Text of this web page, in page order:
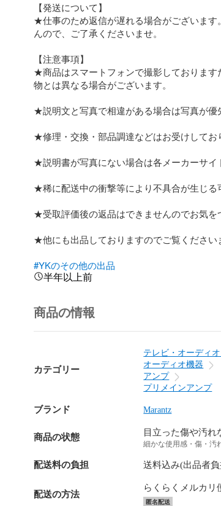
【発送について】
★仕事のため返信が遅れる場合がございます
んので、ご了承くださいませ。
【注意事項】
★商品はスマートフォンで撮影しております
物とは異なる場合がございます。
★説明文と写真で相違がある場合は写真が優
★修理・交換・部品調達などはお受けしてお
★説明書が写真にない場合は各メーカーサイ
★稀に配送中の衝撃等により不具合が生じる
★受取評価後の返品はできませんのでお気を
★他にも出品しておりますのでご覧ください
#YKのその他の出品
半年以上前
商品の情報
カテゴリー
テレビ・オーディ
オーディオ機器
アンプ
プリメインアンプ
ブランド Marantz
商品の状態 目立った傷や汚れ
細かな使用感・傷・汚
配送料の負担 送料込み(出品者
配送の方法
らくらくメルカリ
匿名配送